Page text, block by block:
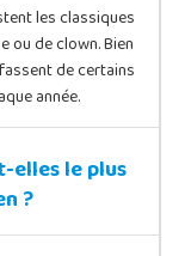
les classiques
ou de clown. Bien
de certains
année.
elles le plus
?